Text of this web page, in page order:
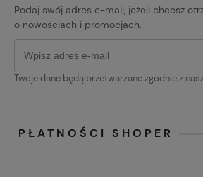
Podaj swój adres e-mail, jeżeli chcesz
o nowościach i promocjach.
Twoje dane będą przetwarzane zgodnie z
PŁATNOŚCI SHOPER